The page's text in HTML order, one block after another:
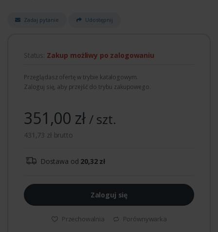
Zadaj pytanie Udostępnij
Status: Zakup możliwy po zalogowaniu
Przeglądasz ofertę w trybie katalogowym.
Zaloguj się, aby przejść do trybu zakupowego.
351,00 zł/ szt.
431,73 zł brutto
Dostawa od 20,32 zł
Zaloguj się
Przechowalnia Porównywarka